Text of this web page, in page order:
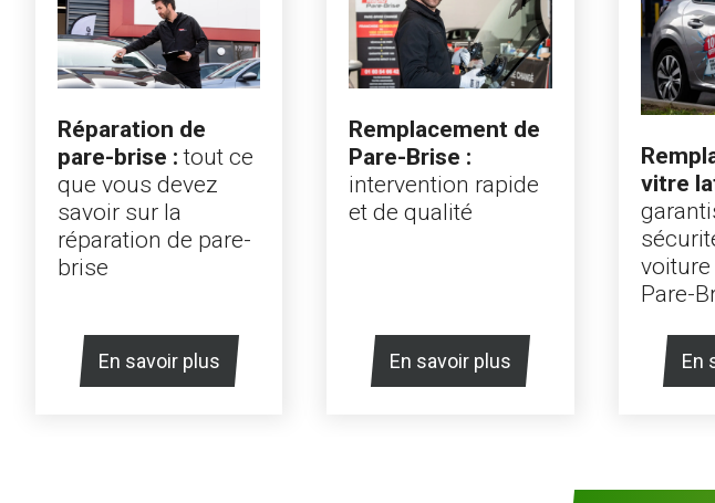
Réparation de
pare-brise :tout ce
que vous devez
savoir sur la
réparation de pare-
brise
En savoir plus
Remplacement de
Pare-Brise :
intervention rapide
et de qualité
En savoir plus
vitre
voiture
Pare-
En